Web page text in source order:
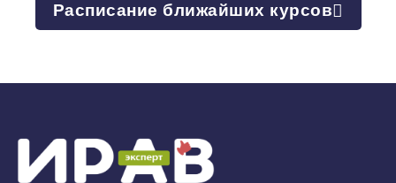
Расписание ближайших курсов